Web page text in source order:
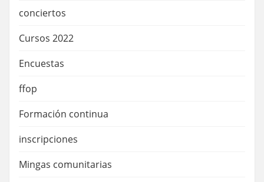
conciertos
Cursos 2022
Encuestas
ffop
Formación continua
inscripciones
Mingas comunitarias